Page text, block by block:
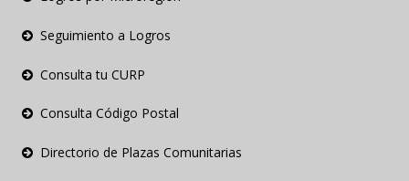
Seguimiento a Logros
Consulta tu CURP
Consulta Código Postal
Directorio de Plazas Comunitarias